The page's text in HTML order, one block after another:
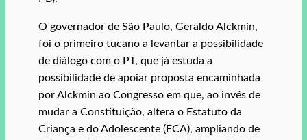
O governador de São Paulo, Geraldo Alckmin,
foi o primeiro tucano a levantar a possibilidade
de diálogo com o PT, que já estuda a
possibilidade de apoiar proposta encaminhada
por Alckmin ao Congresso em que, ao invés de
mudar a Constituição, altera o Estatuto da
Criança e do Adolescente (ECA), ampliando de